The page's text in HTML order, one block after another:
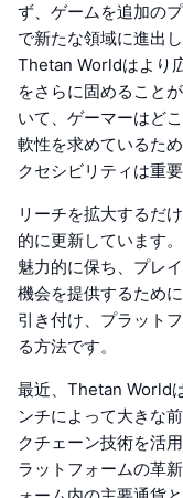
ず、ゲームを追加の
で新たな領域に進出
Thetan Worldはより
をさらに固めること
いて、ゲーマーはど
軟性を求めているた
クセシビリティは重要
リーチを拡大するだ
的に更新しています
魅力的に保ち、プレ
機会を提供するため
引き付け、プラット
る方法です。
最近、Thetan World
ンチによって大きな
クチェーン技術を活
ラットフォームの革